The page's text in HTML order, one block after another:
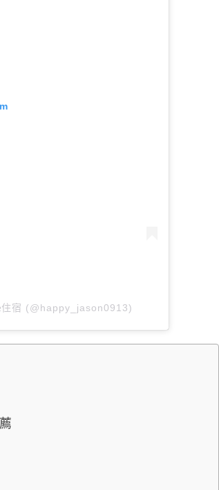
宿 (@happy_jason0913)